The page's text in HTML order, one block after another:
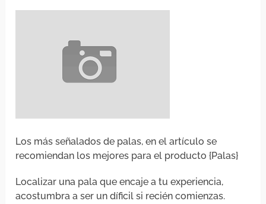
Los más señalados de palas, en el artículo se
recomiendan los mejores para el producto {Palas}
Localizar una pala que encaje a tu experiencia,
acostumbra a ser un díficil si recién comienzas.